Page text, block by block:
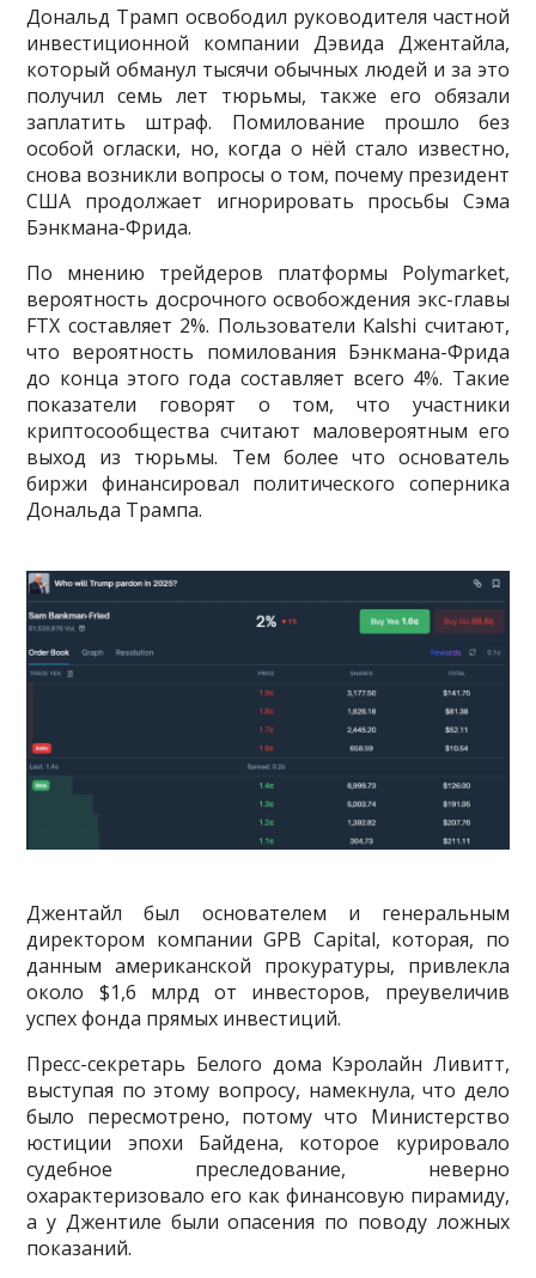
Дональд Трамп освободил руководителя частной
инвестиционной компании Дэвида Джентайла,
который обманул тысячи обычных людей и за это
получил семь лет тюрьмы, также его обязали
заплатить штраф. Помилование прошло без
особой огласки, но, когда о нёй стало известно,
снова возникли вопросы о том, почему президент
США продолжает игнорировать просьбы Сэма
Бэнкмана-Фрида.
По мнению трейдеров платформы Polymarket,
вероятность досрочного освобождения экс-главы
FTX составляет 2%. Пользователи Kalshi считают,
что вероятность помилования Бэнкмана-Фрида
до конца этого года составляет всего 4%. Такие
показатели говорят о том, что участники
криптосообщества считают маловероятным его
выход из тюрьмы. Тем более что основатель
биржи финансировал политического соперника
Дональда Трампа.
Джентайл был основателем и генеральным
директором компании GPB Capital, которая, по
данным американской прокуратуры, привлекла
около $1,6 млрд от инвесторов, преувеличив
успех фонда прямых инвестиций.
Пресс-секретарь Белого дома Кэролайн Ливитт,
выступая по этому вопросу, намекнула, что дело
было пересмотрено, потому что Министерство
юстиции эпохи Байдена, которое курировало
судебное преследование, неверно
охарактеризовало его как финансовую пирамиду,
а у Джентиле были опасения по поводу ложных
показаний.